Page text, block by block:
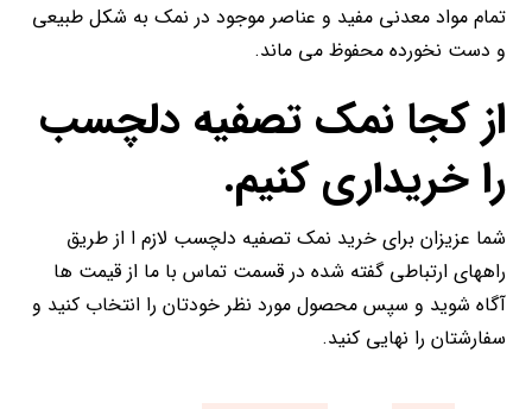
تمام مواد معدنی مفید و عناصر موجود در نمک به شکل طبیعی
و دست نخورده محفوظ می ماند.
از کجا نمک تصفیه دلچسب
را خریداری کنیم.
شما عزیزان برای خرید نمک تصفیه دلچسب لازم ا از طریق
راههای ارتباطی گفته شده در قسمت تماس با ما از قیمت ها
آگاه شوید و سپس محصول مورد نظر خودتان را انتخاب کنید و
سفارشتان را نهایی کنید.